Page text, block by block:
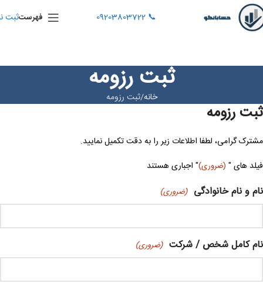
📞 09203803722 فهرستثبت
ثبت رزومه
خانه ثبت رزومه
ثبت رزومه
مشترک گرامی، لطفا اطلاعات زیر را به دقت تکمیل نمایید.
فیلد های " (ضروری)" اجباری هستند
نام و نام خانوادگی (ضروری)
نام کامل شخص / شرکت (ضروری)